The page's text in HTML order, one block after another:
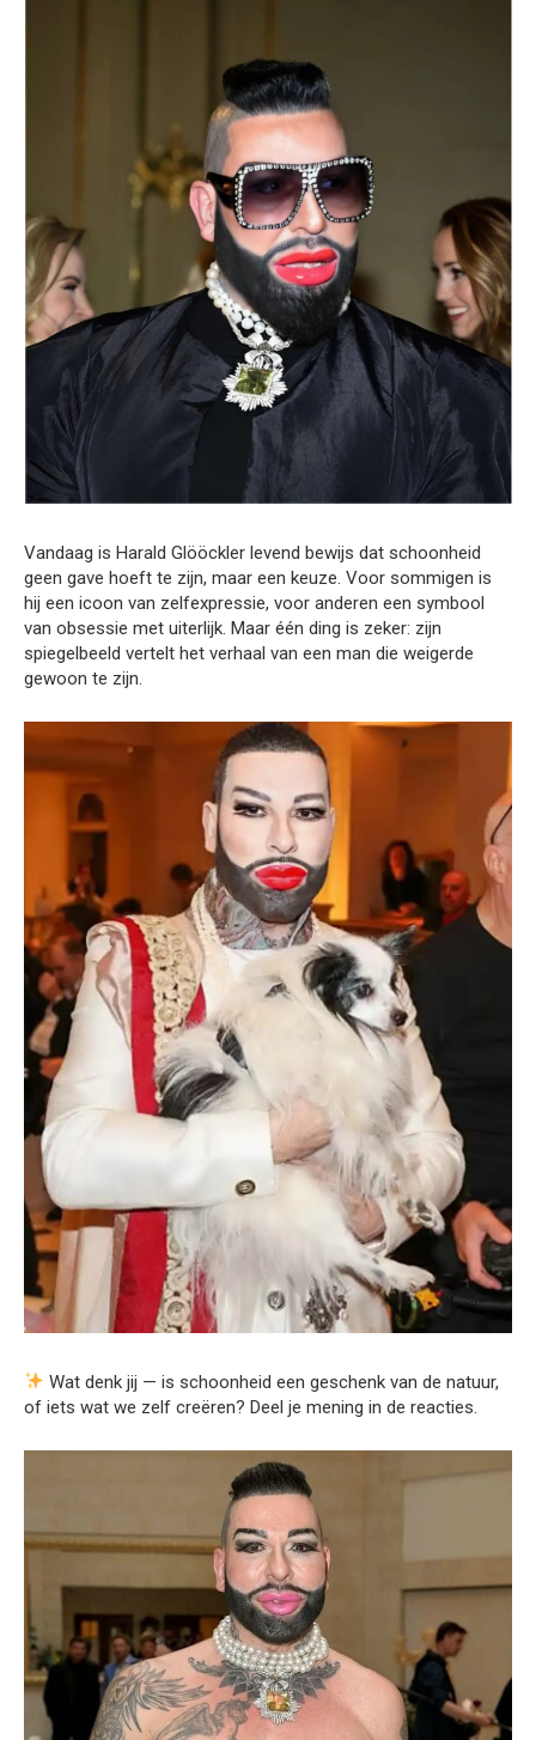
Vandaag is Harald Glööckler levend bewijs dat schoonheid
geen gave hoeft te zijn, maar een keuze. Voor sommigen is
hij een icoon van zelfexpressie, voor anderen een symbool
van obsessie met uiterlijk. Maar één ding is zeker: zijn
spiegelbeeld vertelt het verhaal van een man die weigerde
gewoon te zijn.
Wat denk jij — is schoonheid een geschenk van de natuur,
of iets wat we zelf creëren? Deel je mening in de reacties.